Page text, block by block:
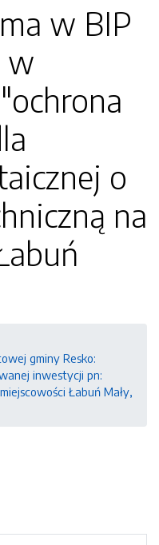
w BIP
w
o
na
gminy Resko:
inwestycji pn:
Łabuń Mały,